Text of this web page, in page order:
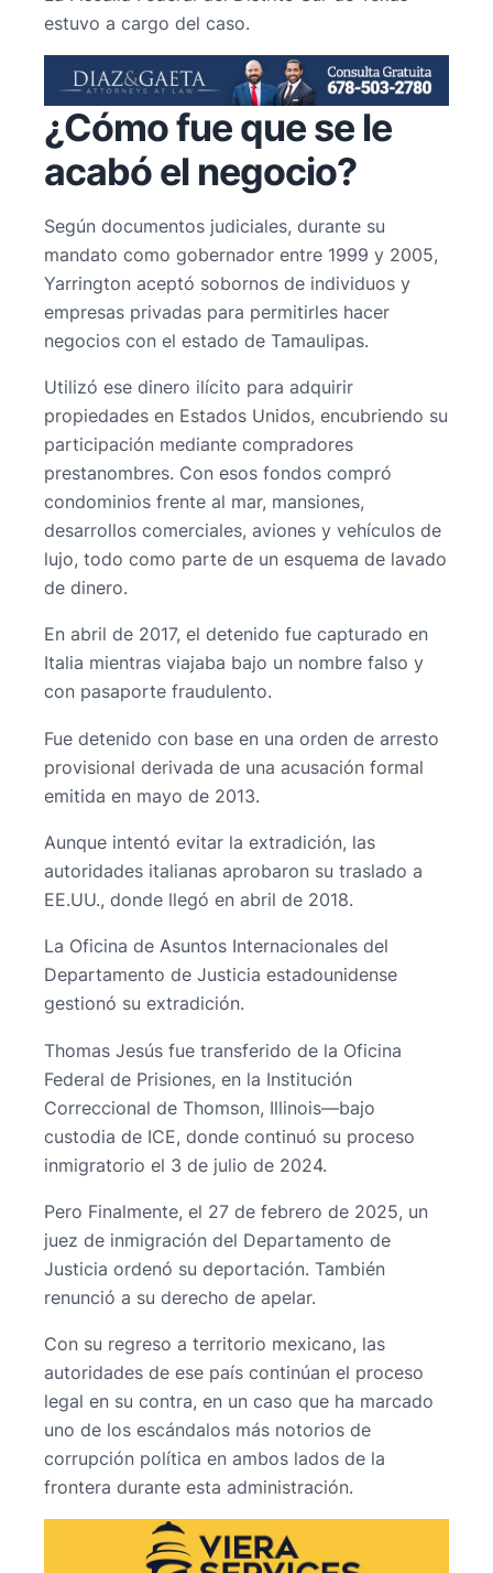
estuvo a cargo del caso.
¿Cómo fue que se le
acabó el negocio?
Según documentos judiciales, durante su
mandato como gobernador entre 1999 y 2005,
Yarrington aceptó sobornos de individuos y
empresas privadas para permitirles hacer
negocios con el estado de Tamaulipas.
Utilizó ese dinero ilícito para adquirir
propiedades en Estados Unidos, encubriendo su
participación mediante compradores
prestanombres. Con esos fondos compró
condominios frente al mar, mansiones,
desarrollos comerciales, aviones y vehículos de
lujo, todo como parte de un esquema de lavado
de dinero.
En abril de 2017, el detenido fue capturado en
Italia mientras viajaba bajo un nombre falso y
con pasaporte fraudulento.
Fue detenido con base en una orden de arresto
provisional derivada de una acusación formal
emitida en mayo de 2013.
Aunque intentó evitar la extradición, las
autoridades italianas aprobaron su traslado a
EE.UU., donde llegó en abril de 2018.
La Oficina de Asuntos Internacionales del
Departamento de Justicia estadounidense
gestionó su extradición.
Thomas Jesús fue transferido de la Oficina
Federal de Prisiones, en la Institución
Correccional de Thomson, Illinois—bajo
custodia de ICE, donde continuó su proceso
inmigratorio el 3 de julio de 2024.
Pero Finalmente, el 27 de febrero de 2025, un
juez de inmigración del Departamento de
Justicia ordenó su deportación. También
renunció a su derecho de apelar.
Con su regreso a territorio mexicano, las
autoridades de ese país continúan el proceso
legal en su contra, en un caso que ha marcado
uno de los escándalos más notorios de
corrupción política en ambos lados de la
frontera durante esta administración.